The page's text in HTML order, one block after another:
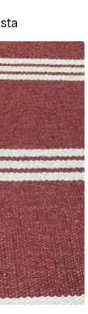
Suosituimmat
ensin